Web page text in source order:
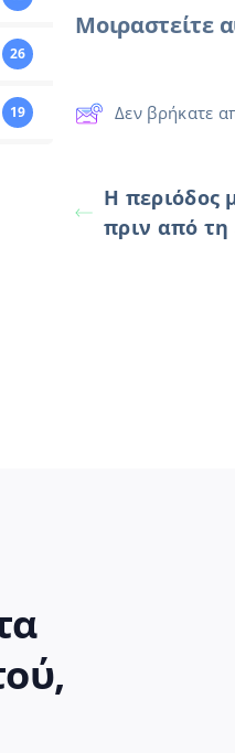
26
19
Μοιραστείτε
Δεν βρήκατε
Η περιόδος
πριν από